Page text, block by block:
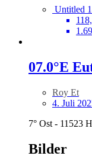
Untitled
07.0°E
Roy Et
4. Juli
7° Ost - 11523
Bilder